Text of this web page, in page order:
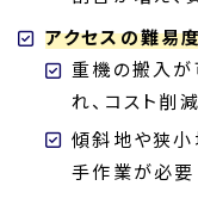
アクセスの難易
重機の搬入が
れ、コスト削
傾斜地や狭小
手作業が必要